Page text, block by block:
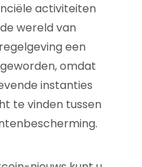
activiteiten
wereld van
een
omdat
instanties
te vinden tussen